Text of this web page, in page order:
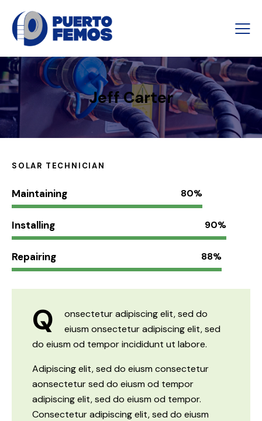
Jeff Carter
SOLAR TECHNICIAN
Maintaining 80%
Installing 90%
Repairing 88%
Q
onsectetur adipiscing elit, sed do
eiusm onsectetur adipiscing elit, sed
do eiusm od tempor incididunt ut labore.
Adipiscing elit, sed do eiusm consectetur
aonsectetur sed do eiusm od tempor
adipiscing elit, sed do eiusm od tempor.
Consectetur adipiscing elit, sed do eiusm